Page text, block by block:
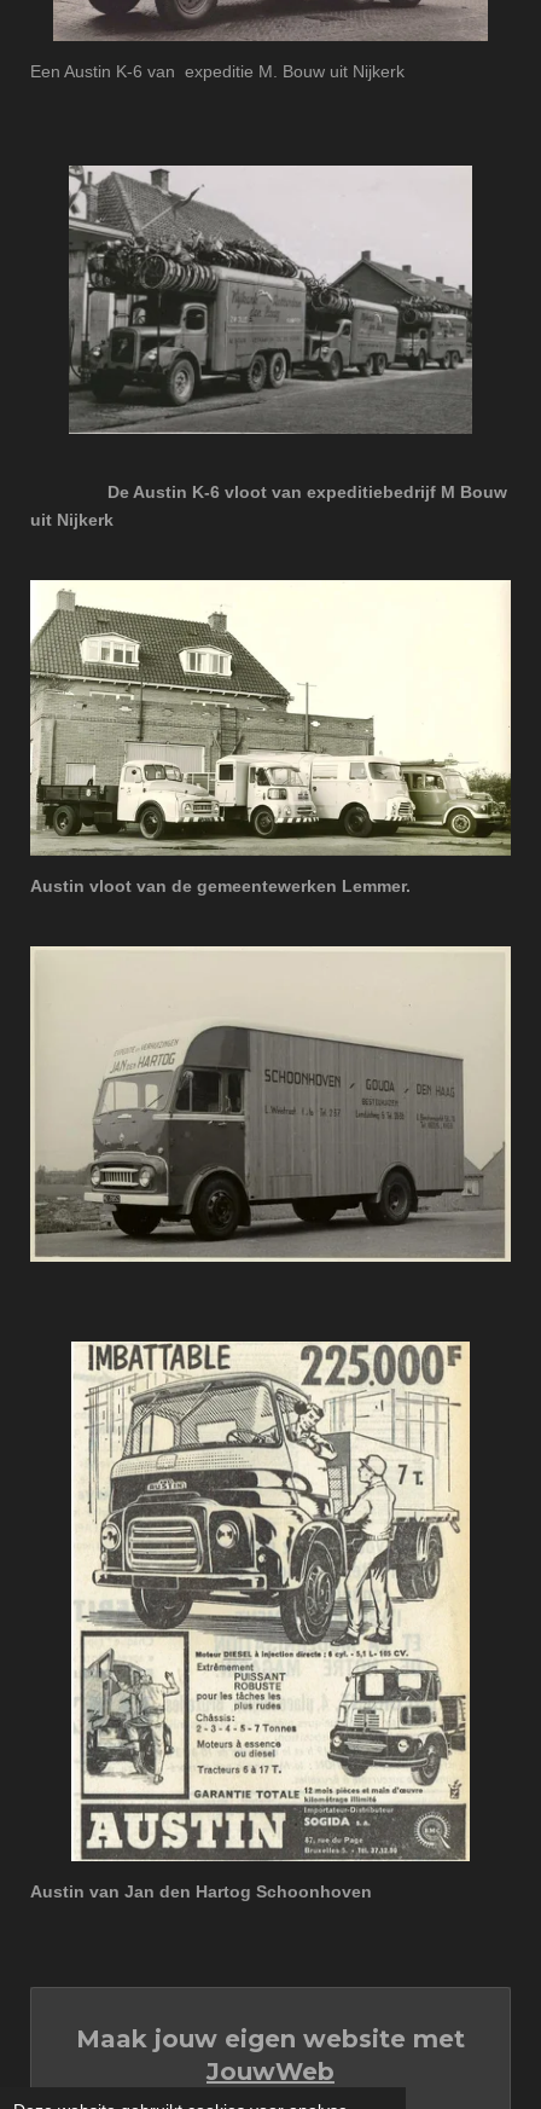
Een Austin K-6 van expeditie M. Bouw uit Nijkerk
De Austin K-6 vloot van expeditiebedrijf M Bouw
uit Nijkerk
Austin vloot van de gemeentewerken Lemmer.
Austin van Jan den Hartog Schoonhoven
Maak jouw eigen website met
JouwWeb